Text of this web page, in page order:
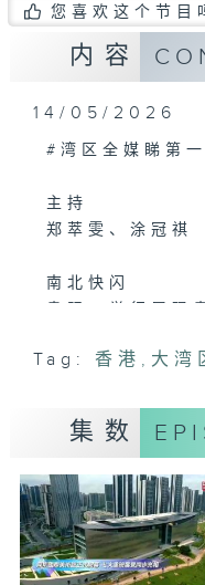
您喜欢这个节目
内容
14/05/2026
#湾区全媒睇第
主持
郑萃雯、涂冠祺
南北快闪
扬州：首个警用
荆州：数十万尾
广州：自动驾驶
广州：亚洲最大
广州：推行校长
Tag: 香港 , 大湾
集数